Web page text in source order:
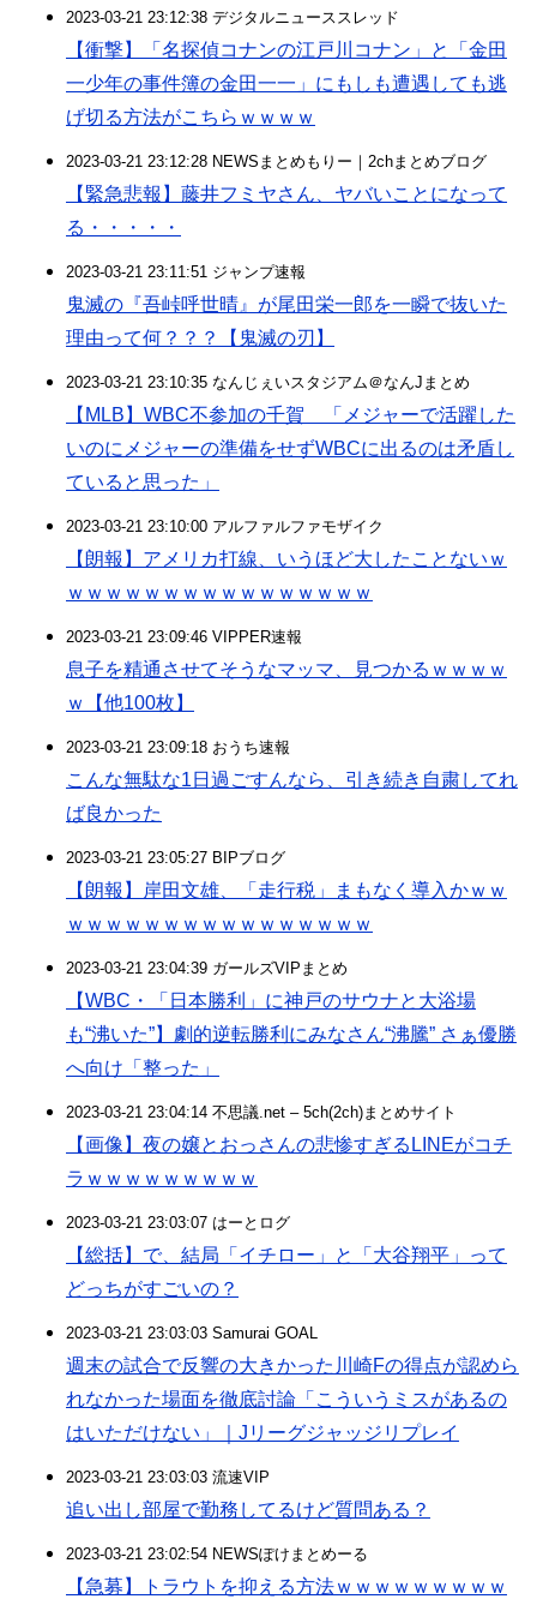
2023-03-21 23:12:38 デジタルニューススレッド
【衝撃】「名探偵コナンの江戸川コナン」と「金田
一少年の事件簿の金田一一」にもしも遭遇しても逃
げ切る方法がこちらｗｗｗｗ
2023-03-21 23:12:28 NEWSまとめもりー｜2chまとめブログ
【緊急悲報】藤井フミヤさん、ヤバいことになって
る・・・・・
2023-03-21 23:11:51 ジャンプ速報
鬼滅の『吾峠呼世晴』が尾田栄一郎を一瞬で抜いた
理由って何？？？【鬼滅の刃】
2023-03-21 23:10:35 なんじぇいスタジアム＠なんJまとめ
【MLB】WBC不参加の千賀 「メジャーで活躍した
いのにメジャーの準備をせずWBCに出るのは矛盾し
ていると思った」
2023-03-21 23:10:00 アルファルファモザイク
【朗報】アメリカ打線、いうほど大したことないｗ
ｗｗｗｗｗｗｗｗｗｗｗｗｗｗｗｗ
2023-03-21 23:09:46 VIPPER速報
息子を精通させてそうなマッマ、見つかるｗｗｗｗ
ｗ【他100枚】
2023-03-21 23:09:18 おうち速報
こんな無駄な1日過ごすんなら、引き続き自粛してれ
ば良かった
2023-03-21 23:05:27 BIPブログ
【朗報】岸田文雄、「走行税」まもなく導入かｗｗ
ｗｗｗｗｗｗｗｗｗｗｗｗｗｗｗｗ
2023-03-21 23:04:39 ガールズVIPまとめ
【WBC・「日本勝利」に神戸のサウナと大浴場
も“沸いた”】劇的逆転勝利にみなさん“沸騰” さぁ優勝
へ向け「整った」
2023-03-21 23:04:14 不思議.net – 5ch(2ch)まとめサイト
【画像】夜の嬢とおっさんの悲惨すぎるLINEがコチ
ラｗｗｗｗｗｗｗｗｗ
2023-03-21 23:03:07 はーとログ
【総括】で、結局「イチロー」と「大谷翔平」って
どっちがすごいの？
2023-03-21 23:03:03 Samurai GOAL
週末の試合で反響の大きかった川崎Fの得点が認めら
れなかった場面を徹底討論「こういうミスがあるの
はいただけない」｜Jリーグジャッジリプレイ
2023-03-21 23:03:03 流速VIP
追い出し部屋で勤務してるけど質問ある？
2023-03-21 23:02:54 NEWSぽけまとめーる
【急募】トラウトを抑える方法ｗｗｗｗｗｗｗｗｗ